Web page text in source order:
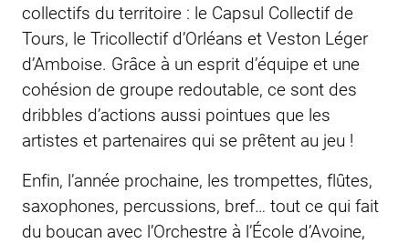
collectifs du territoire : le Capsul Collectif de
Tours, le Tricollectif d’Orléans et Veston Léger
d’Amboise. Grâce à un esprit d’équipe et une
cohésion de groupe redoutable, ce sont des
dribbles d’actions aussi pointues que les
artistes et partenaires qui se prêtent au jeu !
Enfin, l’année prochaine, les trompettes, flûtes,
saxophones, percussions, bref… tout ce qui fait
du boucan avec l’Orchestre à l’École d’Avoine,